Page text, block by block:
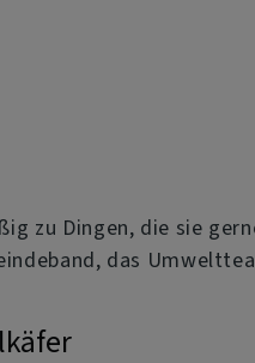
zu Dingen, die sie
das